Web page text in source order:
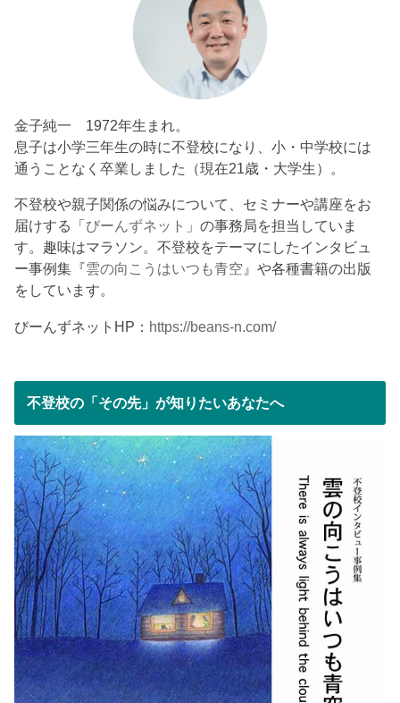
金子純一 1972年生まれ。
息子は小学三年生の時に不登校になり、小・中学校には
通うことなく卒業しました（現在21歳・大学生）。
不登校や親子関係の悩みについて、セミナーや講座をお
届けする「びーんずネット 」の事務局を担当していま
す。趣味はマラソン。不登校をテーマにしたインタビュ
ー事例集『雲の向こうはいつも青空 』や各種書籍の出版
をしています。
びーんずネットHP： https://beans-n.com/
不登校の「その先」が知りたいあなたへ